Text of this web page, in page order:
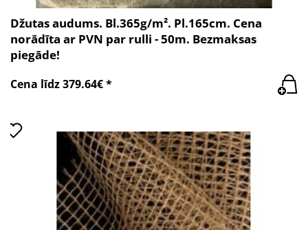
Džutas audums. Bl.365g/m². Pl.165cm. Cena
norādīta ar PVN par rulli - 50m. Bezmaksas
piegāde!
Cena līdz 379.64€ *